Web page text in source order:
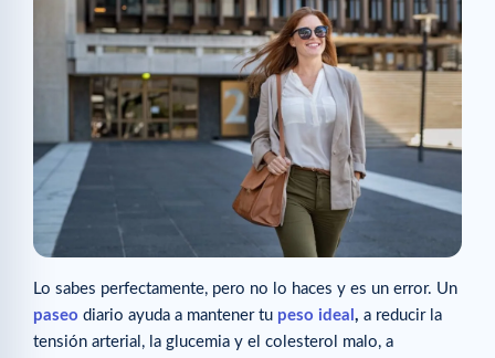
Lo sabes perfectamente, pero no lo haces y es un error. Un
paseo diario ayuda a mantener tu peso ideal , a reducir la
tensión arterial, la glucemia y el colesterol malo, a